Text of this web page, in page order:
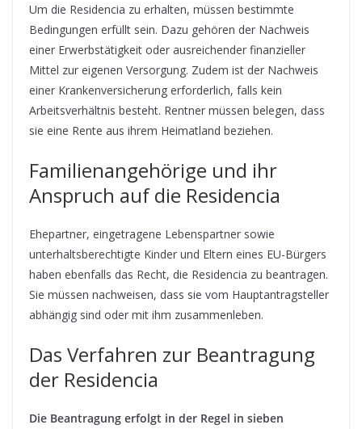
Um die Residencia zu erhalten, müssen bestimmte
Bedingungen erfüllt sein. Dazu gehören der Nachweis
einer Erwerbstätigkeit oder ausreichender finanzieller
Mittel zur eigenen Versorgung. Zudem ist der Nachweis
einer Krankenversicherung erforderlich, falls kein
Arbeitsverhältnis besteht. Rentner müssen belegen, dass
sie eine Rente aus ihrem Heimatland beziehen.
Familienangehörige und ihr
Anspruch auf die Residencia
Ehepartner, eingetragene Lebenspartner sowie
unterhaltsberechtigte Kinder und Eltern eines EU-Bürgers
haben ebenfalls das Recht, die Residencia zu beantragen.
Sie müssen nachweisen, dass sie vom Hauptantragsteller
abhängig sind oder mit ihm zusammenleben.
Das Verfahren zur Beantragung
der Residencia
Die Beantragung erfolgt in der Regel in sieben